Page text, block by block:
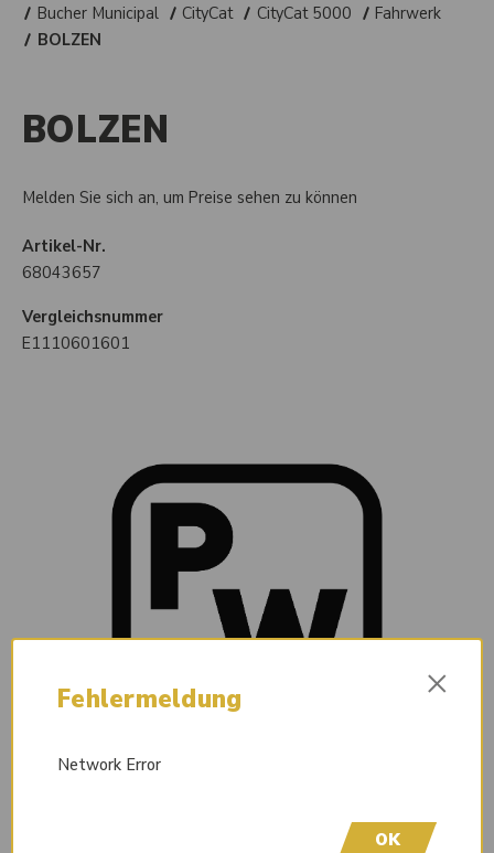
Bucher Municipal
CityCat CityCat 5000
Fahrwerk
BOLZEN
BOLZEN
Melden Sie sich an, um Preise sehen zu können
Artikel-Nr.
68043657
Vergleichsnummer
E1110601601
Fehlermeldung ×
Network Error
OK